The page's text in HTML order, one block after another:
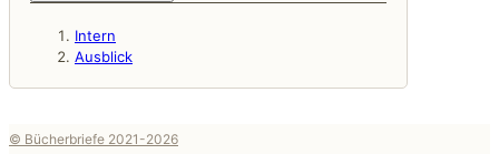
Intern
Ausblick
© Bücherbriefe 2021-2026